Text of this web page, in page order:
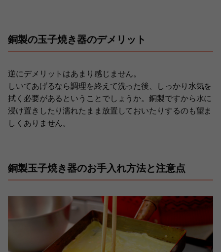
銅製の玉子焼き器のデメリット
逆にデメリットはあまり感じません。
しいてあげるなら調理を終えて洗った後、しっかり水気を
拭く必要があるということでしょうか。銅製ですから水に
浸け置きしたり濡れたまま放置しておいたりするのも望ま
しくありません。
銅製玉子焼き器のお手入れ方法と注意点